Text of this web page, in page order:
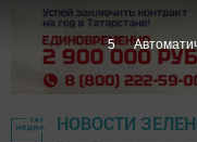
НОВОСТИ
5